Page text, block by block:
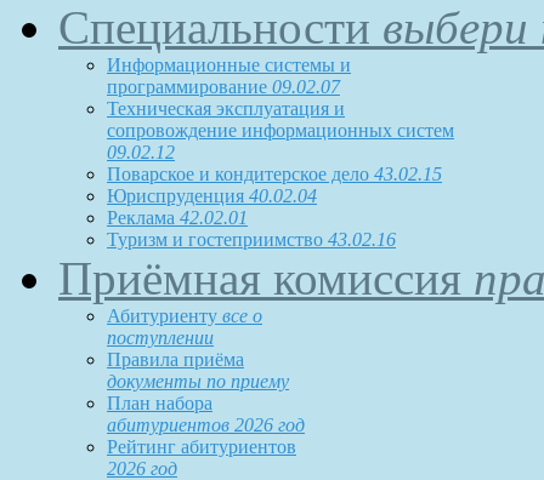
Специальности выбери
Информационные системы и
программирование 09.02.07
Техническая эксплуатация и
сопровождение информационных систем
09.02.12
Поварское и кондитерское дело 43.02.15
Юриспруденция 40.02.04
Реклама 42.02.01
Туризм и гостеприимство 43.02.16
Приёмная комиссия
Абитуриенту все о
поступлении
Правила приёма
документы по приему
План набора
абитуриентов 2026 год
Рейтинг абитуриентов
2026 год